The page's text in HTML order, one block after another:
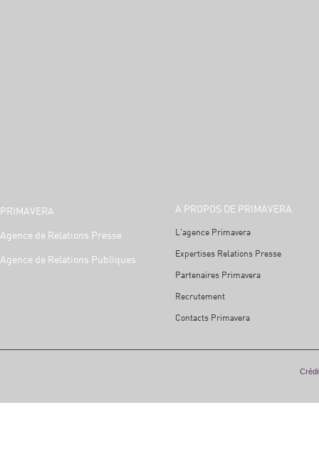
PRIMAVERA
Agence de Relations Presse
Agence de Relations Publiques
A PROPOS DE PRIMAVERA
L'agence Primavera
Expertises Relations Presse
Partenaires Primavera
Recrutement
Contacts Primavera